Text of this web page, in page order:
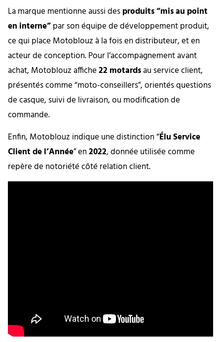
La marque mentionne aussi desproduits “mis au point
en interne”par son équipe de développement produit,
ce qui place Motoblouz à la fois en distributeur, et en
acteur de conception. Pour l’accompagnement avant
achat, Motoblouz affiche22 motardsau service client,
présentés comme “moto-conseillers”, orientés questions
de casque, suivi de livraison, ou modification de
commande.
Enfin, Motoblouz indique une distinction “Élu Service
Client de l’Année” en2022, donnée utilisée comme
repère de notoriété côté relation client.